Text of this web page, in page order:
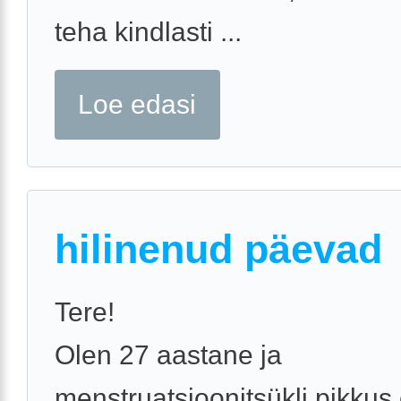
teha kindlasti ...
Loe edasi
hilinenud päevad
Tere!
Olen 27 aastane ja